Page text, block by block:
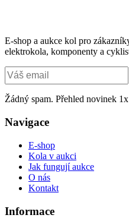
E-shop a aukce kol pro
elektrokola, komponenty a
Žádný spam. Přehled novinek
Navigace
E-shop
Kola v aukci
Jak fungují aukce
O nás
Kontakt
Informace